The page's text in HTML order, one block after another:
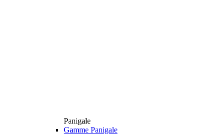
Panigale
Gamme Panigale